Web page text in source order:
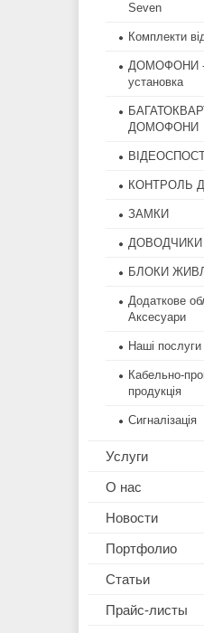
Seven
Комплекти
ДОМОФОНИ -
установка
ДОМОФОНИ
КОНТРОЛЬ
ЗАМКИ
БЛОКИ
Додаткове
Аксесуари
Наші послуги
Кабельно-
продукція
Сигналізація
Услуги
О нас
Новости
Портфолио
Статьи
Прайс-листы